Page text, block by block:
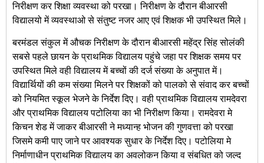
निरीक्षण कर शिक्षा व्यवस्था को परखा। निरीक्षण के दौरान बीआरसी
विद्यालयो में व्यवस्थाओ से संतुष्ट नजर आए एवं शिक्षक भी उपस्थित मिले।
बरमंडल संकुल में औचक निरीक्षण के दौरान बीआरसी महेंद्र सिंह सोलंकी
सबसे पहले छायन के प्राथमिक विद्यालय पहुंचे जहा पर शिक्षक समय पर
उपस्थित मिले वही विद्यालय में बच्चों की दर्ज संख्या के अनुपात में।
विद्यार्थियों की कम संख्या मिलने पर शिक्षकों को पालको से संवाद कर बच्चों
को नियमित स्कूल भेजने के निर्देश दिए। वही प्राथमिक विद्यालय रामदेवरा
और प्राथमिक विद्यालय पटोलिया का भी निरीक्षण किया। रामदेवरा मे
किचन शेड में जाकर बीआरसी ने मध्यान्ह भोजन की गुणवत्ता को परखा
जिसमे कमी पाए जाने पर आवश्यक सुधार के निर्देश दिए। पटोलिया मे
निर्माणाधीन प्राथमिक विद्यालय का अवलोकन किया व संबधित को जल्द